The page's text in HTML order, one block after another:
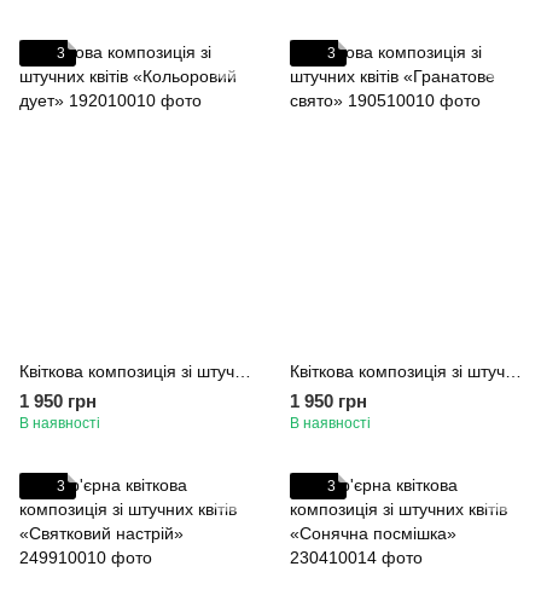
3
1 950 грн
В наявності
3
1 950 грн
В наявності
3 3